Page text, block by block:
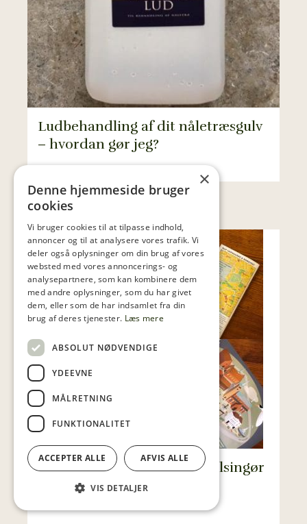
Ludbehandling af dit nåletræsgulv
– hvordan gør jeg?
Aktiviteter for familien i Helsingør
efter lukketid
×
Denne hjemmeside bruger
cookies
Vi bruger cookies til at tilpasse indhold,
annoncer og til at analysere vores trafik. Vi
deler også oplysninger om din brug af vores
websted med vores annoncerings- og
analysepartnere, som kan kombinere dem
med andre oplysninger, som du har givet
dem, eller som de har indsamlet fra din
brug af deres tjenester. Læs mere
ABSOLUT NØDVENDIGE
YDEEVNE
MÅLRETNING
FUNKTIONALITET
ACCEPTER ALLE AFVIS ALLE
VIS DETALJER